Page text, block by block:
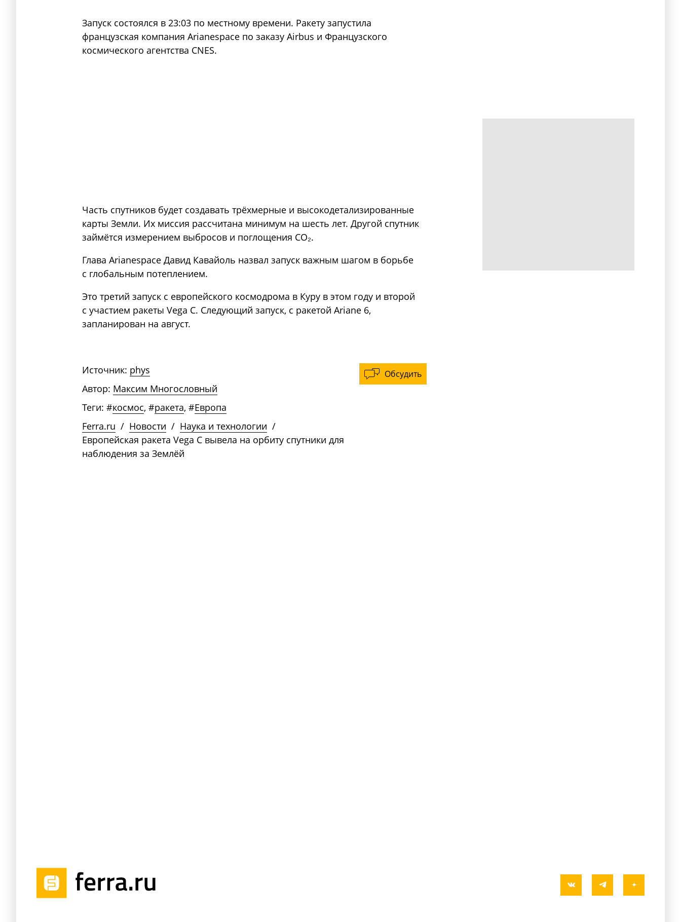
Запуск состоялся в 23:03 по местному времени. Ракету запустила
французская компания Arianespace по заказу Airbus и Французского
космического агентства CNES.
Часть спутников будет создавать трёхмерные и высокодетализированные
карты Земли. Их миссия рассчитана минимум на шесть лет. Другой спутник
займётся измерением выбросов и поглощения CO₂.
Глава Arianespace Давид Кавайоль назвал запуск важным шагом в борьбе
с глобальным потеплением.
Это третий запуск с европейского космодрома в Куру в этом году и второй
с участием ракеты Vega C. Следующий запуск, с ракетой Ariane 6,
запланирован на август.
Обсудить
Источник: phys
Автор: Максим Многословный
Теги: #космос, #ракета, #Европа
Ferra.ru / Новости / Наука и технологии /
Европейская ракета Vega C вывела на орбиту спутники для
наблюдения за Землёй